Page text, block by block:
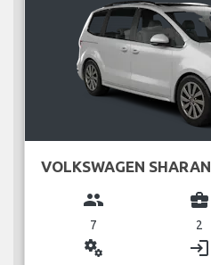
VOLKSWAGEN SHARAN
group
7
business_center
2
miscellaneous_services login